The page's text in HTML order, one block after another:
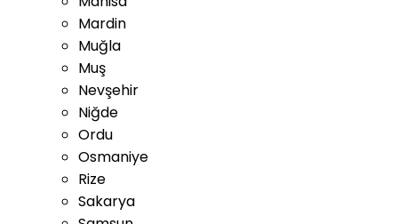
Mardin
Muğla
Muş
Nevşehir
Niğde
Ordu
Osmaniye
Rize
Sakarya